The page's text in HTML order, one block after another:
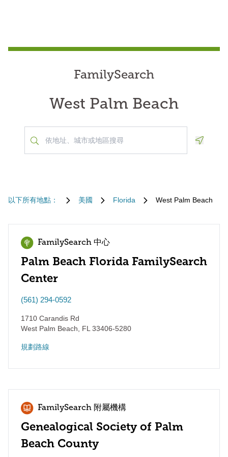
FamilySearch
West Palm Beach
以下所有地點： 美國 Florida West Palm Beach
FamilySearch 中心
Palm Beach Florida FamilySearch
Center
(561) 294-0592
1710 Carandis Rd
West Palm Beach
FL 33406-5280
規劃路線
FamilySearch 附屬機構
Genealogical Society of Palm
Beach County